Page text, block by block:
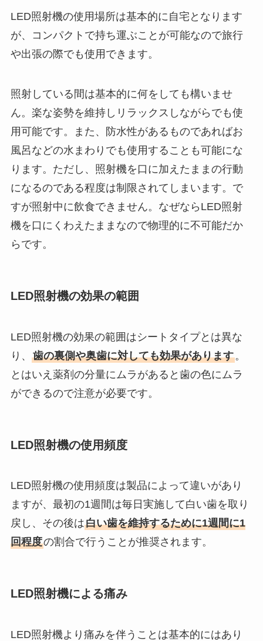
LED照射機の使用場所は基本的に自宅となります
が、コンパクトで持ち運ぶことが可能なので旅行
や出張の際でも使用できます。
照射している間は基本的に何をしても構いませ
ん。楽な姿勢を維持しリラックスしながらでも使
用可能です。また、防水性があるものであればお
風呂などの水まわりでも使用することも可能にな
ります。ただし、照射機を口に加えたままの行動
になるのである程度は制限されてしまいます。で
すが照射中に飲食できません。なぜならLED照射
機を口にくわえたままなので物理的に不可能だか
らです。
LED照射機の効果の範囲
LED照射機の効果の範囲はシートタイプとは異な
り、 歯の裏側や奥歯に対しても効果があります。
とはいえ薬剤の分量にムラがあると歯の色にムラ
ができるので注意が必要です。
LED照射機の使用頻度
LED照射機の使用頻度は製品によって違いがあり
ますが、最初の1週間は毎日実施して白い歯を取り
戻し、その後は白い歯を維持するために1週間に1
回程度の割合で行うことが推奨されます。
LED照射機による痛み
LED照射機より痛みを伴うことは基本的にはあり